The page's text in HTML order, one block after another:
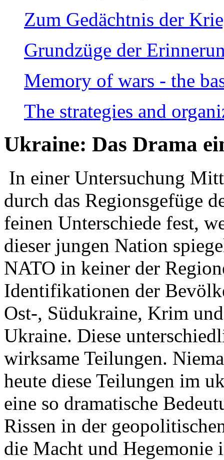
Zum Gedächtnis der
Grundzüge der
Memory of wars - the
The strategies and
Ukraine: Das Drama
In einer Untersuchung
durch das Regionsgefüge
feinen Unterschiede fest,
dieser jungen Nation
NATO in keiner der
Identifikationen der
Ost-, Südukraine, Krim
Ukraine. Diese
wirksame Teilungen.
heute diese Teilungen im
eine so dramatische
Rissen in der
die Macht und Hegemonie